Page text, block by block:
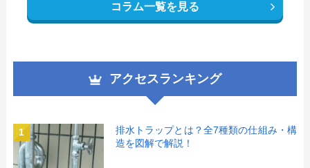
コラム一覧を見る
アクセスランキング
1
排水トラップとは？全7種類の仕組み・構
造を図解で解説！